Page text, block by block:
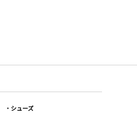
シューズ